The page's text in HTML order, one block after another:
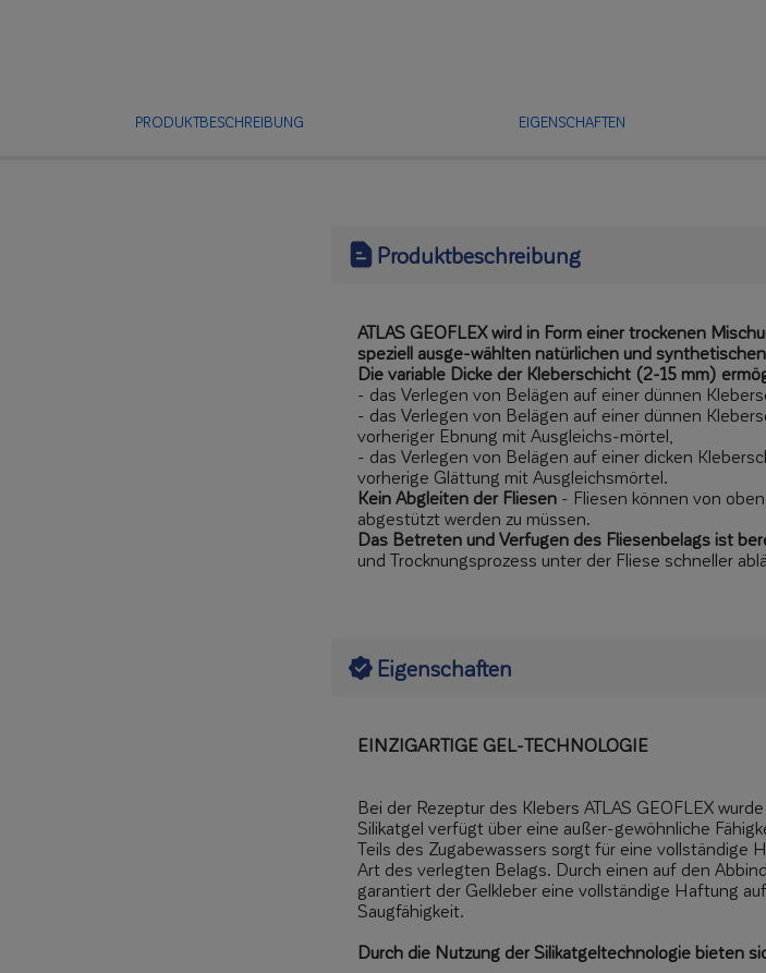
PRODUKTBESCHREIBUNG EIGENSCHAFTEN
Produktbeschreibung
ATLAS GEOFLEX wird in Form einer trockenen
speziell ausge-wählten natürlichen und
Die variable Dicke der Kleberschicht (2-15 mm)
- das Verlegen von Belägen auf einer dünnen
- das Verlegen von Belägen auf einer dünnen
vorheriger Ebnung mit Ausgleichs-mörtel,
- das Verlegen von Belägen auf einer dicken
vorherige Glättung mit Ausgleichsmörtel.
Kein Abgleiten der Fliesen - Fliesen können von
abgestützt werden zu müssen.
Das Betreten und Verfugen des Fliesenbelags ist
und Trocknungsprozess unter der Fliese schneller
Eigenschaften
EINZIGARTIGE GEL-TECHNOLOGIE
Bei der Rezeptur des Klebers ATLAS GEOFLEX
Silikatgel verfügt über eine außer-gewöhnliche
Teils des Zugabewassers sorgt für eine vollständige
Art des verlegten Belags. Durch einen auf den
garantiert der Gelkleber eine vollständige Haftung
Saugfähigkeit.
Durch die Nutzung der Silikatgeltechnologie bieten